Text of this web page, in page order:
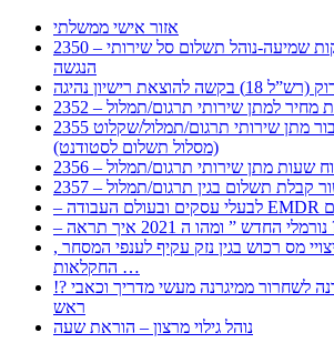
אזור אישי ממשלתי
2350 – מידע לסטודנט עם לקות שמיעה-נוהל תשלום סל שירותי
הנגשה
להוצאת רישיון נהיגה
– הצעת מחיר למתן שירותי תרגום/תמלול
2355 דרישה לתשלום עבור מתן שירותי תרגום/תמלול/שקלוט
(מסלול תשלום לסטודנט)
דיווח שעות מתן שירותי תרגום/תמלול
– אישור קבלת תשלום בגין תרגום/תמלול
החדש ” ומהו ה 2021 איך תראה
, התעשייה , פיצויי מס רכוש בגין נזק עקיף לענפי המסחר
החקלאות …
!? איך להפרד מהמיגרנה לשחרור ממיגרנה מעשי מדריך וכאבי
ראש
נוהל גילוי מרצון – הוראת שעה